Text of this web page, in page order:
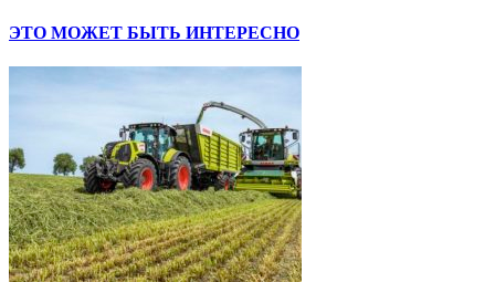
ЭТО МОЖЕТ БЫТЬ ИНТЕРЕСНО